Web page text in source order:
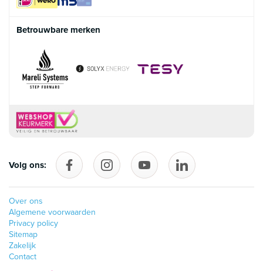
Betrouwbare merken
Volg ons: Volg ons op Facebook
follow_us_on_instagram
Volg ons op YouTube
Over ons
Algemene voorwaarden
Privacy policy
Sitemap
Zakelijk
Contact